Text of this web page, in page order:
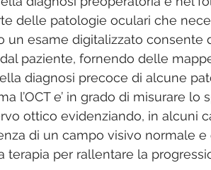
delle patologie oculari che
un esame digitalizzato consente
paziente, fornendo delle
diagnosi precoce di alcune
l’OCT e’ in grado di misurare lo
ottico evidenziando, in alcuni
di un campo visivo normale
terapia per rallentare la